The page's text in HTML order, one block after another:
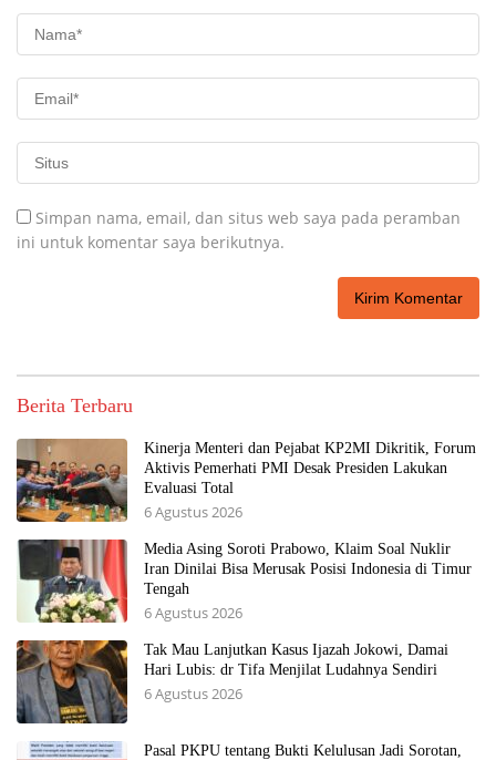
Simpan nama, email, dan situs web saya pada peramban
ini untuk komentar saya berikutnya.
Berita Terbaru
Kinerja Menteri dan Pejabat KP2MI Dikritik, Forum
Aktivis Pemerhati PMI Desak Presiden Lakukan
Evaluasi Total
6 Agustus 2026
Media Asing Soroti Prabowo, Klaim Soal Nuklir
Iran Dinilai Bisa Merusak Posisi Indonesia di Timur
Tengah
6 Agustus 2026
Tak Mau Lanjutkan Kasus Ijazah Jokowi, Damai
Hari Lubis: dr Tifa Menjilat Ludahnya Sendiri
6 Agustus 2026
Pasal PKPU tentang Bukti Kelulusan Jadi Sorotan,